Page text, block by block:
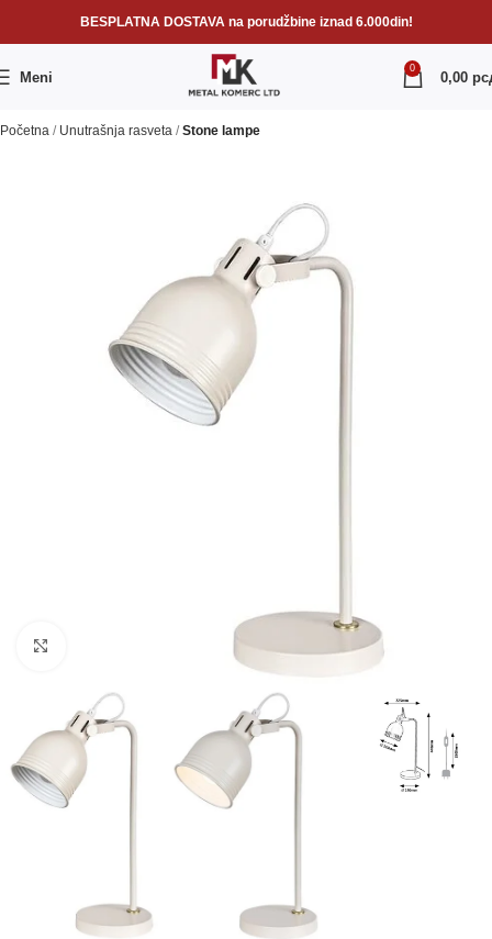
BESPLATNA DOSTAVA na porudžbine iznad 6.000din!
Meni
0
0,00
Početna Unutrašnja rasveta Stone lampe